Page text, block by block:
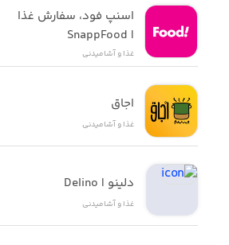
| SnappFood
غذا و آشامیدنی
اجاق
غذا و آشامیدنی
دلینو | Delino
غذا و آشامیدنی